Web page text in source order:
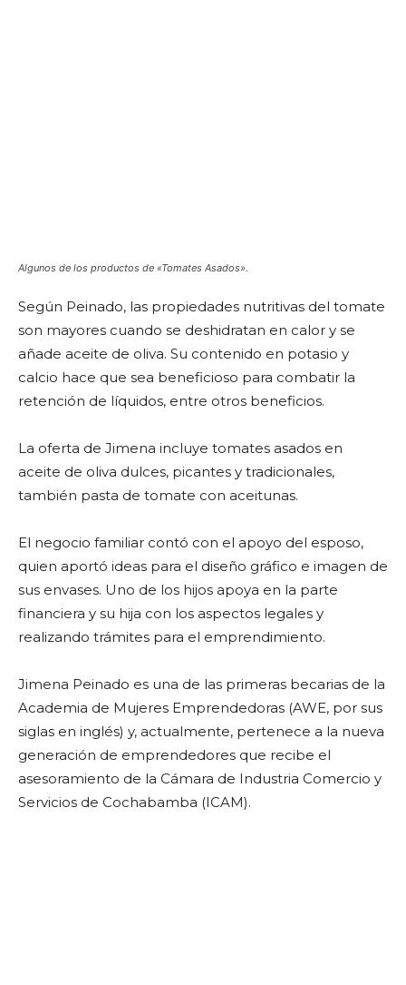
Algunos de los productos de «Tomates Asados».
Según Peinado, las propiedades nutritivas del tomate
son mayores cuando se deshidratan en calor y se
añade aceite de oliva. Su contenido en potasio y
calcio hace que sea beneficioso para combatir la
retención de líquidos, entre otros beneficios.
La oferta de Jimena incluye tomates asados en
aceite de oliva dulces, picantes y tradicionales,
también pasta de tomate con aceitunas.
El negocio familiar contó con el apoyo del esposo,
quien aportó ideas para el diseño gráfico e imagen de
sus envases. Uno de los hijos apoya en la parte
financiera y su hija con los aspectos legales y
realizando trámites para el emprendimiento.
Jimena Peinado es una de las primeras becarias de la
Academia de Mujeres Emprendedoras (AWE, por sus
siglas en inglés) y, actualmente, pertenece a la nueva
generación de emprendedores que recibe el
asesoramiento de la Cámara de Industria Comercio y
Servicios de Cochabamba (ICAM).